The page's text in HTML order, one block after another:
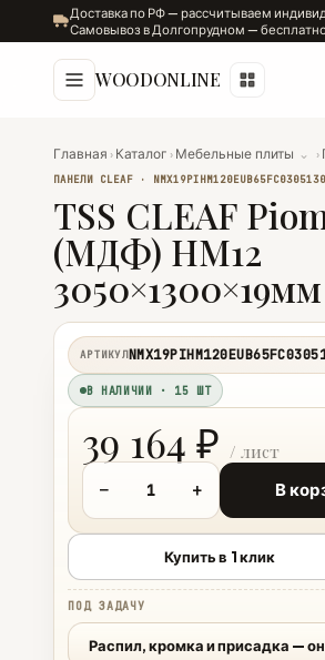
Доставка по РФ — рассчитываем
Самовывоз в Долгопрудном —
WOODONLINE
Главная › Каталог › Мебельные плиты ⌄ ›
ПАНЕЛИ CLEAF ·
TSS CLEAF
(МДФ) HM12
3050×1300×19мм
АРТИКУЛ
В НАЛИЧИИ · 15 ШТ
39 164 ₽
− + В
Купить в 1 клик
ПОД ЗАДАЧУ
Распил, кромка и присадка —